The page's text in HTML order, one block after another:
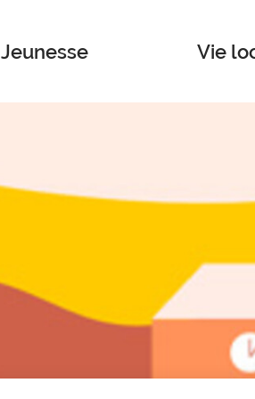
Jeunesse Vie